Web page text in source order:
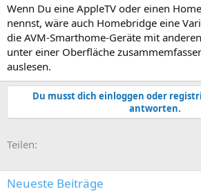
Wenn Du eine AppleTV oder einen
nennst, wäre auch Homebridge eine
die AVM-Smarthome-Geräte mit
unter einer Oberfläche
auslesen.
Du musst dich einloggen oder
antworten.
Teilen:
Neueste Beiträge